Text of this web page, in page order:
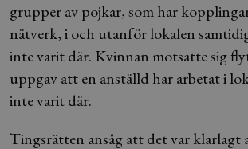
grupper av pojkar, som har
nätverk, i och utanför lokalen
inte varit där. Kvinnan motsatte sig
uppgav att en anställd har arbetat i
inte varit där.
Tingsrätten ansåg att det var